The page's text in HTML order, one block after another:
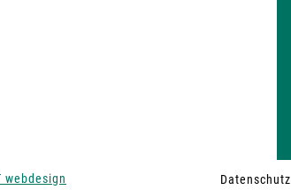
webdesign Datenschutz